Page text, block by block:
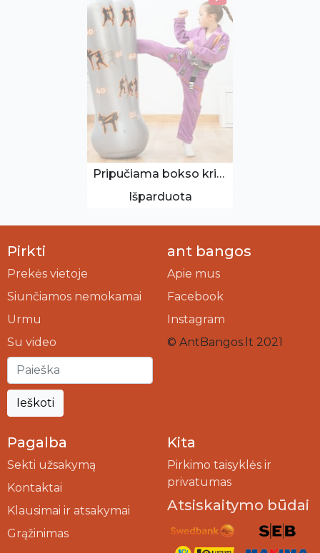
Pripučiama bokso kriaušė
Išparduota
Pirkti
Prekės vietoje
Siunčiamos nemokamai
Urmu
Su video
Ieškoti
ant bangos
Apie mus
Facebook
Instagram
© AntBangos.lt 2021
Pagalba
Sekti užsakymą
Kontaktai
Klausimai ir atsakymai
Grąžinimas
Kita
Pirkimo taisyklės ir
privatumas
Atsiskaitymo būdai